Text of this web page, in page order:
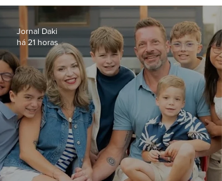
Jornal Daki
há 21 horas